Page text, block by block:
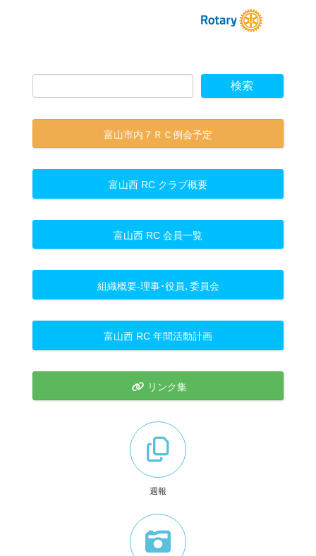
富山市内７ＲＣ例会予定
富山西 RC クラブ概要
富山西 RC 会員一覧
組織概要-理事･役員､委員会
富山西 RC 年間活動計画
リンク集
週報